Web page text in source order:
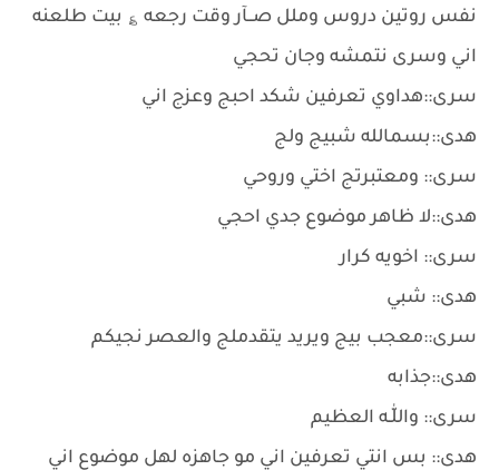
نفس روتين دروس وملل صــآر وقت رجعه ؏ بيت طلعنه
اني وسرى نتمشه وجان تحجي
سرى::هداوي تعرفين شكد احبج وعزج اني
هدى::بسمالله شبيج ولج
سرى:: ومعتبرتج اختي وروحي
هدى::لا ظاهر موضوع جدي احجي
سرى:: اخويه كرار
هدى:: شبي
سرى::معجب بيج ويريد يتقدملج والعصر نجيكم
هدى::جذابه
سرى:: واللّٰـه العظيم
هدى:: بس انتي تعرفين اني مو جاهزه لهل موضوع اني